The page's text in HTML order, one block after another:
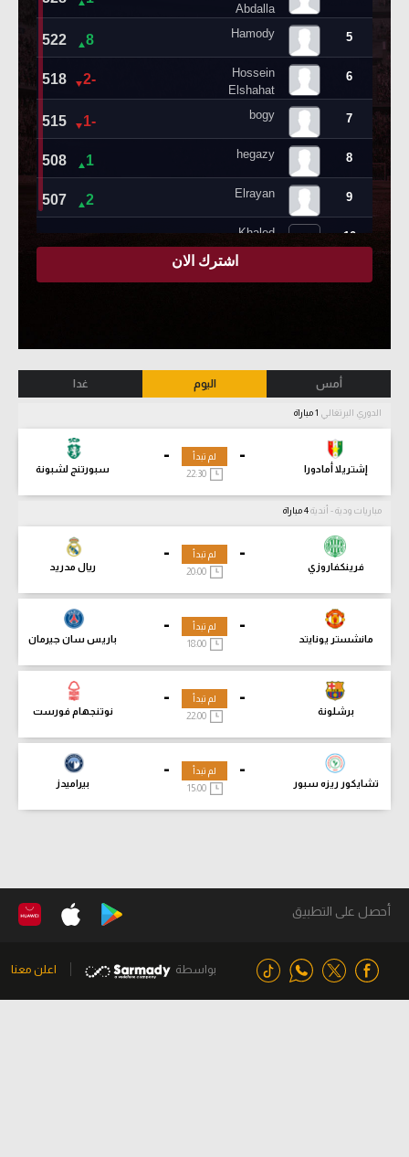
أمس اليوم غدا
الدوري البرتغالي
-
إشتريلا أمادورا
-
سبورتنج لشبونة
لم تبدأ
مباريات ودية - أندية
-
فرينكفاروزي
-
ريال مدريد
لم تبدأ
-
مانشستر يونايتد
-
باريس سان جيرمان
لم تبدأ
18:00
-
برشلونة
-
نوتنجهام فورست
لم تبدأ
-
تشايكور ريزه سبور
-
بيراميدز
لم تبدأ
15:00
أحصل على التطبيق
بواسطة اعلن معنا